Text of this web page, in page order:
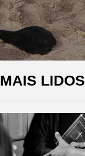
MAIS LIDOS